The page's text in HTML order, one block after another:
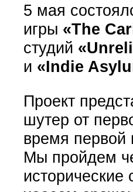
5 мая
игры «The
студий
и «Indie
Проект
шутер от
время первой
Мы пройдем
исторические